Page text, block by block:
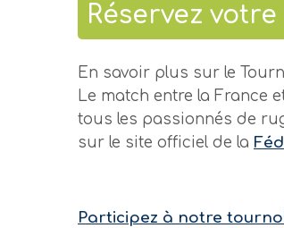
Réservez votre
En savoir plus sur le
Le match entre la France
tous les passionnés de
sur le site officiel de la
Navigation
Participez à notre